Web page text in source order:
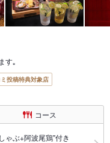
す｡
投稿特典対象店
コース
ゃぶ+阿波尾鶏"付き